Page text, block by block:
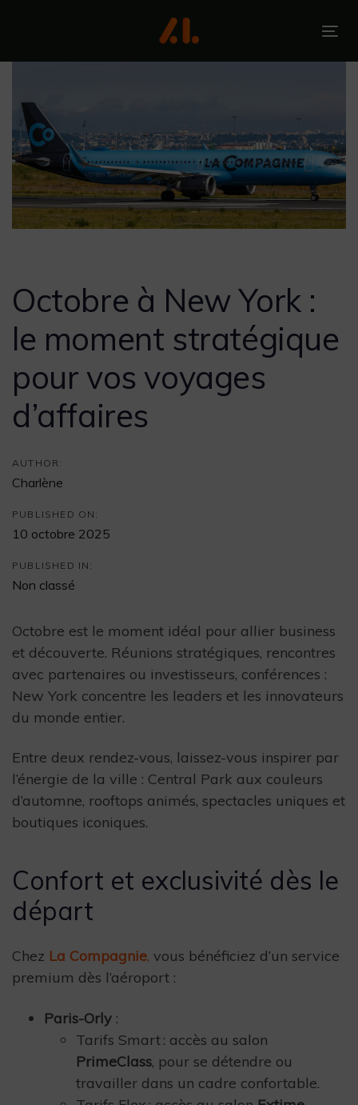
content
Octobre à New York :
le moment stratégique
pour vos voyages
d’affaires
AUTHOR:
Charlène
PUBLISHED ON:
10 octobre 2025
PUBLISHED IN:
Non classé
Octobre est le moment idéal pour allier business
et découverte. Réunions stratégiques, rencontres
avec partenaires ou investisseurs, conférences :
New York concentre les leaders et les innovateurs
du monde entier.
Entre deux rendez-vous, laissez-vous inspirer par
l’énergie de la ville : Central Park aux couleurs
d’automne, rooftops animés, spectacles uniques et
boutiques iconiques.
Confort et exclusivité dès le
départ
Chez La Compagnie, vous bénéficiez d’un service
premium dès l’aéroport :
Paris-Orly :
Tarifs Smart : accès au salon
PrimeClass, pour se détendre ou
travailler dans un cadre confortable.
navigation